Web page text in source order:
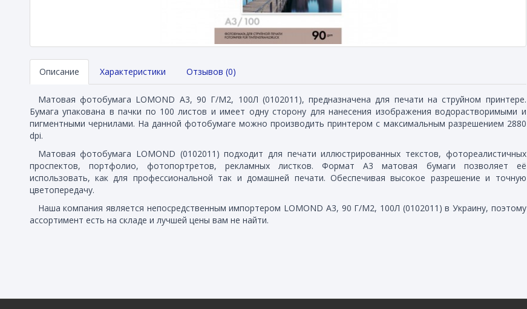
Описание Характеристики Отзывов (0)
Матовая фотобумага LOMOND А3, 90 Г/М2, 100Л (0102011), предназначена для печати на струйном принтере.
Бумага упакована в пачки по 100 листов и имеет одну сторону для нанесения изображения водорастворимыми и
пигментными чернилами. На данной фотобумаге можно производить принтером с максимальным разрешением 2880
dpi.
Матовая фотобумага LOMOND (0102011) подходит для печати иллюстрированных текстов, фотореалистичных
проспектов, портфолио, фотопортретов, рекламных листков. Формат А3 матовая бумаги позволяет её
использовать, как для профессиональной так и домашней печати. Обеспечивая высокое разрешение и точную
цветопередачу.
Наша компания является непосредственным импортером LOMOND А3, 90 Г/М2, 100Л (0102011) в Украину, поэтому
ассортимент есть на складе и лучшей цены вам не найти.